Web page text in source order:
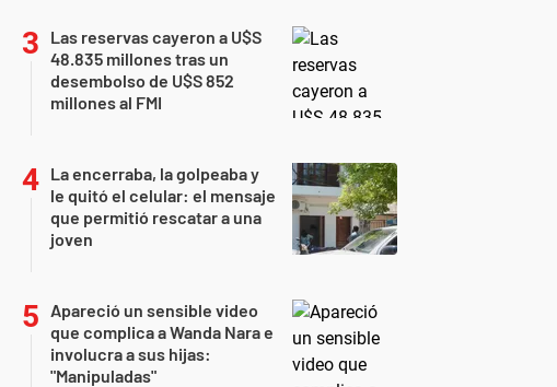
Las reservas cayeron a U$S
48.835 millones tras un
desembolso de U$S 852
millones al FMI
La encerraba, la golpeaba y
le quitó el celular: el mensaje
que permitió rescatar a una
joven
Apareció un sensible video
que complica a Wanda Nara e
involucra a sus hijas:
"Manipuladas"